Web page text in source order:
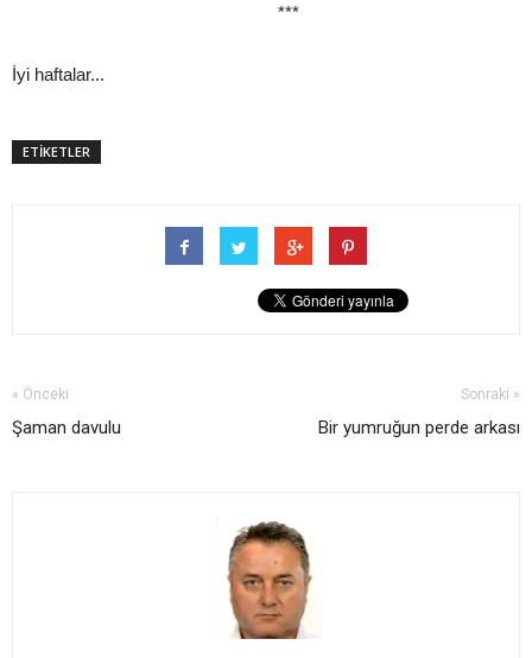
***
İyi haftalar...
ETİKETLER
« Önceki
Şaman davulu
Sonraki »
Bir yumruğun perde arkası